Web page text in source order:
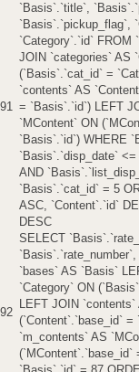
91
`Basis`.`title`,
`Basis`.`pickup_flag`,
`Category`.`id` FROM
JOIN `categories` AS
(`Basis`.`cat_id` =
`contents` AS
= `Basis`.`id`) LEFT
`MContent` ON
`Basis`.`id`) WHERE
`Basis`.`disp_date`
AND
`Basis`.`cat_id` = 5
ASC, `Content`.`id`
DESC
92
SELECT
`bases` AS `Basis`
`Category` ON
LEFT JOIN `contents`
(`Content`.`base_id`
`m_contents` AS
(`MContent`.`base_id`